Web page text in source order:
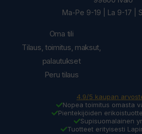
Oma tili
Tilaus, toimitus, maksut,
palautukset
Peru tilaus
Ma-Pe 9-19 | La 9-17 |
4.9/5 kaupan
Nopea toimitus omasta
Pientekijöiden
Supisuomalainen
Tuotteet erityisesti